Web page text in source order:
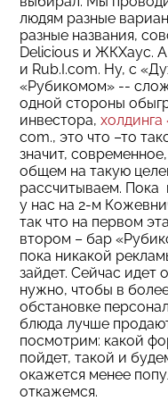
людям разные
разные названия,
Delicious и ЖКХаус.
и Rub.I.com. Ну, с
«Рубикомом» --
одной стороны
инвестора,
com., это что –то
значит,
общем на такую
рассчитываем. Пока
у нас на 2-м
так что на первом
втором – бар
пока никакой
зайдет. Сейчас идет
нужно, чтобы в
обстановке
блюда лучше
посмотрим: какой
пойдет, такой и
окажется менее
откажемся.